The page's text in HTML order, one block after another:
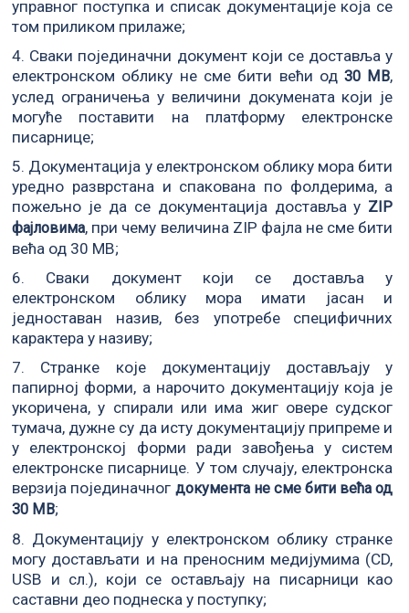
управног поступка и списак документације која се
том приликом прилаже;
4. Сваки појединачни документ који се доставља у
електронском облику не сме бити већи од30 MB,
услед ограничења у величини докумената који је
могуће поставити на платформу електронске
писарнице;
5. Документација у електронском облику мора бити
уредно разврстана и спакована по фолдерима, а
пожељно је да се документација доставља у ZIP
фајловима, при чему величина ZIP фајла не сме бити
већа од 30 MB;
6. Сваки документ који се доставља у
електронском облику мора имати јасан и
једноставан назив, без употребе специфичних
карактера у називу;
7. Странке које документацију достављају у
папирној форми, а нарочито документацију која је
укоричена, у спирали или има жиг овере судског
тумача, дужне су да исту документацију припреме и
у електронској форми ради завођења у систем
електронске писарнице. У том случају, електронска
верзија појединачног документа не сме бити већа од
30 MB;
8. Документацију у електронском облику странке
могу достављати и на преносним медијумима (CD,
USB и сл.), који се остављају на писарници као
саставни део поднеска у поступку;